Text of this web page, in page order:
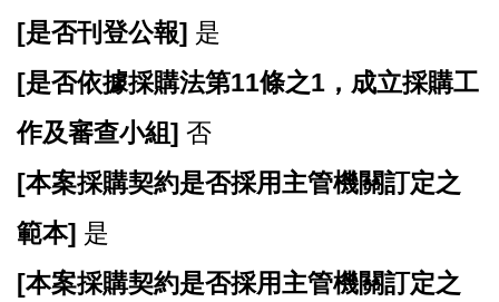
[是否刊登公報] 是
[是否依據採購法第11條之1，成立採購工
作及審查小組] 否
[本案採購契約是否採用主管機關訂定之
範本] 是
[本案採購契約是否採用主管機關訂定之